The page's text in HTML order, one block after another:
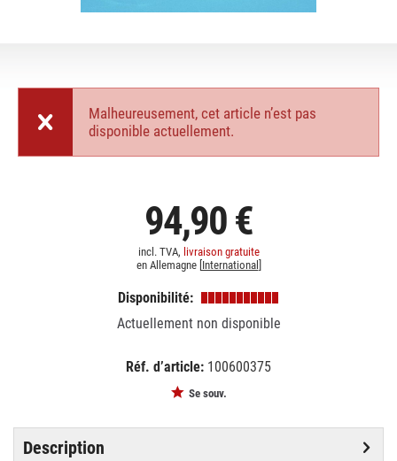
Malheureusement, cet article n’est pas
disponible actuellement.
94,90 €
incl. TVA, livraison gratuite
en Allemagne [ International
Disponibilité:
Actuellement non disponible
Réf. d’article: 100600375
Se souv.
Description